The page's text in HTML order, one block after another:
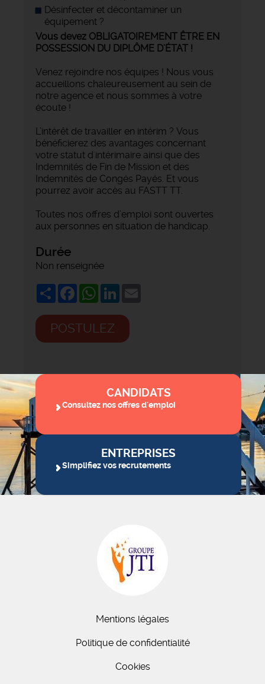
Désinfecter et décontaminer un
équipement ?
Vous devez OBLIGATOIREMENT ÊTRE EN
POSSESSION DU DIPLÔME D’ÉTAT !
Venez rejoindre nos équipes ! Nous vous
accueillons chaleureusement au sein de
notre agence et nous sommes à votre
écoute !
L’intérêt de travailler en intérim ? Vous
bénéficierez des avantages concernant
votre statut d'intérimaire ainsi que des
Indemnités de Fin de Mission et des
Indemnités de Congés Payés. Et vous
pourrez avoir accès au FASTT TT.
Toutes nos offres d’emploi sont ouvertes
aux personnes en situation de handicap.
Durée
Non renseignée
ShareFacebookWhatsApp
LinkedIn
POSTULEZ
CANDIDATS
Consultez nos offres d'emploi
ENTREPRISES
Simplifiez vos recrutements
Mentions légales
Politique de confidentialité
Cookies